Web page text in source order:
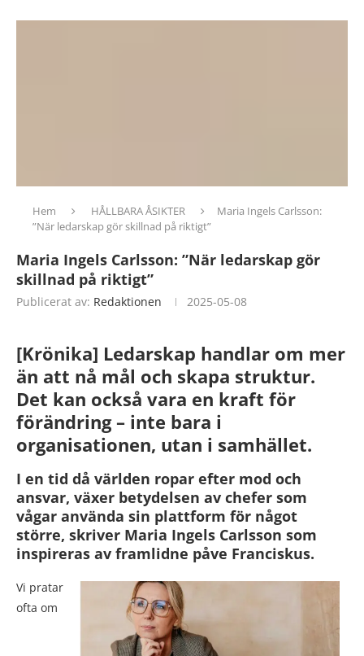
Hem HÅLLBARA ÅSIKTER
Maria Ingels Carlsson:
”När ledarskap gör skillnad på riktigt”
Maria Ingels Carlsson: ”När ledarskap gör
skillnad på riktigt”
Publicerat av: Redaktionen 2025-05-08
[Krönika] Ledarskap handlar om mer
än att nå mål och skapa struktur.
Det kan också vara en kraft för
förändring – inte bara i
organisationen, utan i samhället.
I en tid då världen ropar efter mod och
ansvar, växer betydelsen av chefer som
vågar använda sin plattform för något
större, skriver Maria Ingels Carlsson som
inspireras av framlidne påve Franciskus.
Vi pratar
ofta om